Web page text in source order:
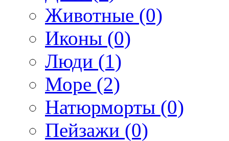
Животные (0)
Иконы (0)
Люди (1)
Море (2)
Натюрморты (0)
Пейзажи (0)